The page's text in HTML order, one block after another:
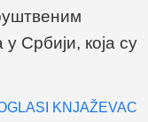
Србији, која су